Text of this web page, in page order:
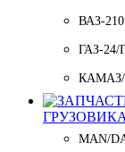
ВАЗ-
ГАЗ-24/
MAN/